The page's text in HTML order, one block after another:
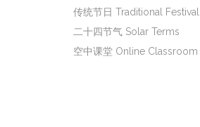
传统节日 Traditional Festival
二十四节气 Solar Terms
空中课堂 Online Classroom